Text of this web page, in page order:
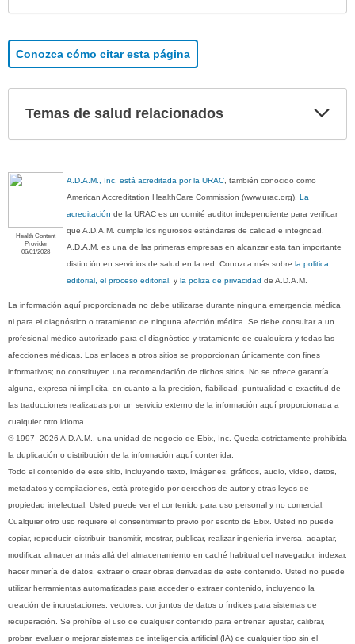
Conozca cómo citar esta página
Temas de salud relacionados
Health Content
Provider
06/01/2028
A.D.A.M., Inc. está acreditada por la URAC, también conocido como
American Accreditation HealthCare Commission (www.urac.org).La
acreditación de la URAC es un comité auditor independiente para verificar
que A.D.A.M. cumple los rigurosos estándares de calidad e integridad.
A.D.A.M. es una de las primeras empresas en alcanzar esta tan importante
distinción en servicios de salud en la red. Conozca más sobrela politica
editorial, el proceso editorial, yla poliza de privacidad de A.D.A.M.
La información aquí proporcionada no debe utilizarse durante ninguna emergencia médica
ni para el diagnóstico o tratamiento de ninguna afección médica. Se debe consultar a un
profesional médico autorizado para el diagnóstico y tratamiento de cualquiera y todas las
afecciones médicas. Los enlaces a otros sitios se proporcionan únicamente con fines
informativos; no constituyen una recomendación de dichos sitios. No se ofrece garantía
alguna, expresa ni implícita, en cuanto a la precisión, fiabilidad, puntualidad o exactitud de
las traducciones realizadas por un servicio externo de la información aquí proporcionada a
cualquier otro idioma.
© 1997- 2026 A.D.A.M., una unidad de negocio de Ebix, Inc. Queda estrictamente prohibida
la duplicación o distribución de la información aquí contenida.
Todo el contenido de este sitio, incluyendo texto, imágenes, gráficos, audio, video, datos,
metadatos y compilaciones, está protegido por derechos de autor y otras leyes de
propiedad intelectual. Usted puede ver el contenido para uso personal y no comercial.
Cualquier otro uso requiere el consentimiento previo por escrito de Ebix. Usted no puede
copiar, reproducir, distribuir, transmitir, mostrar, publicar, realizar ingeniería inversa, adaptar,
modificar, almacenar más allá del almacenamiento en caché habitual del navegador, indexar,
hacer minería de datos, extraer o crear obras derivadas de este contenido. Usted no puede
utilizar herramientas automatizadas para acceder o extraer contenido, incluyendo la
creación de incrustaciones, vectores, conjuntos de datos o índices para sistemas de
recuperación. Se prohíbe el uso de cualquier contenido para entrenar, ajustar, calibrar,
probar, evaluar o mejorar sistemas de inteligencia artificial (IA) de cualquier tipo sin el